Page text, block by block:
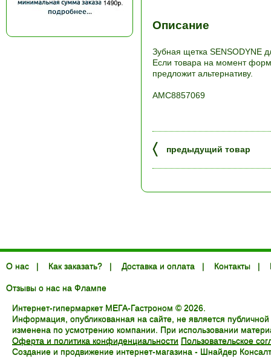
Описание
Зубная щетка SENSODYNE
Если товара на момент
предложит альтернативу.
АМС8857069
〈 предыдущий товар
О нас | Как заказать? | Доставка и оплата | Контакты |
Отзывы о нас на Флампе
Интернет-гипермаркет МЕГА-Гастроном © 2026.
Информация, опубликованная на сайте, не является
изменена по усмотрению компании. При использовании
Оферта и политика конфиденциальности Пользовательское
Создание и продвижение интернет-магазина - Шнайдер